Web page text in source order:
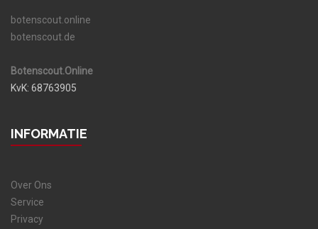
botenscout.online
botenscout.de
Botenscout.Online
KvK: 68763905
INFORMATIE
Over Ons
Service
Privacy